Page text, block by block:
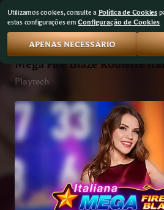
Mega Fire Blaze Roulette
Playtech
Utilizamos cookies, consulte a Política de Cookies
estas configurações emConfiguração de Cookies
APENAS NECESSÁRIO